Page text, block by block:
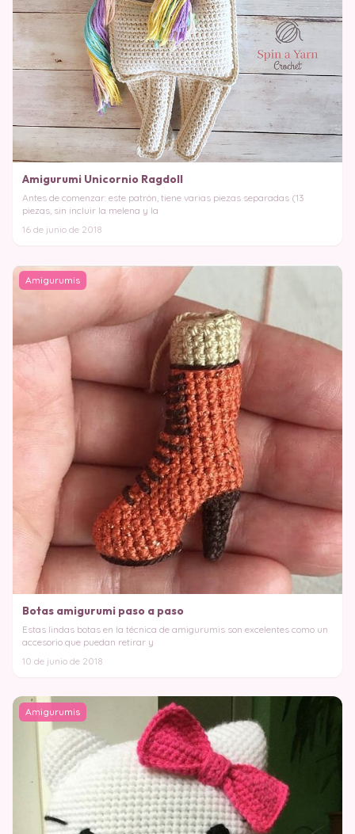
Amigurumi Unicornio Ragdoll
Antes de comenzar: este patrón, tiene varias piezas separadas (13
piezas, sin incluir la melena y la
16 de junio de 2018
Amigurumis
Botas amigurumi paso a paso
Estas lindas botas en la técnica de amigurumis son excelentes como un
accesorio que puedan retirar y
10 de junio de 2018
Amigurumis